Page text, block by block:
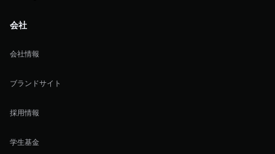
会社
会社情報
ブランドサイト
採用情報
学生基金